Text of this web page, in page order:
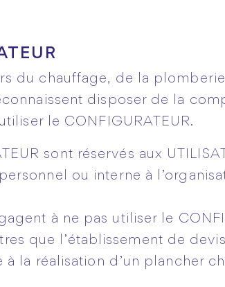
du chauffage, de la
disposer de la
le CONFIGURATEUR.
sont réservés aux
ou interne à
à ne pas utiliser le
que l’établissement de
la réalisation d’un plancher